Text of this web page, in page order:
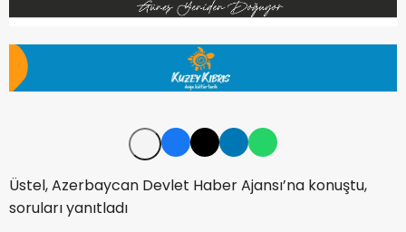
Üstel, Azerbaycan Devlet Haber Ajansı’na konuştu,
soruları yanıtladı